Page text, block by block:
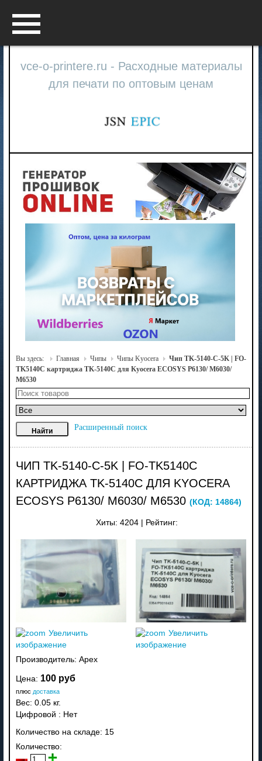
vce-o-printere.ru - Расходные материалы
для печати по оптовым ценам
Вы здесь: Главная Чипы Чипы Kyocera
Чип TK-5140-C-5K | FO-
TK5140C картриджа TK-5140C для Kyocera ECOSYS P6130/ M6030/
M6530
Расширенный поиск
ЧИП TK-5140-C-5K | FO-TK5140C
КАРТРИДЖА TK-5140C ДЛЯ KYOCERA
ECOSYS P6130/ M6030/ M6530 (КОД: 14864)
Хиты: 4204 Рейтинг:
Увеличить
изображение
Увеличить
изображение
Производитель: Apex
Цена: 100 руб
плюс доставка
Вес: 0.05 кг.
Цифровой : Нет
Количество на складе: 15
Количество: